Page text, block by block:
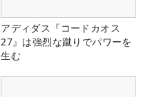
アディダス『コードカオス
27』は強烈な蹴りでパワーを
生む